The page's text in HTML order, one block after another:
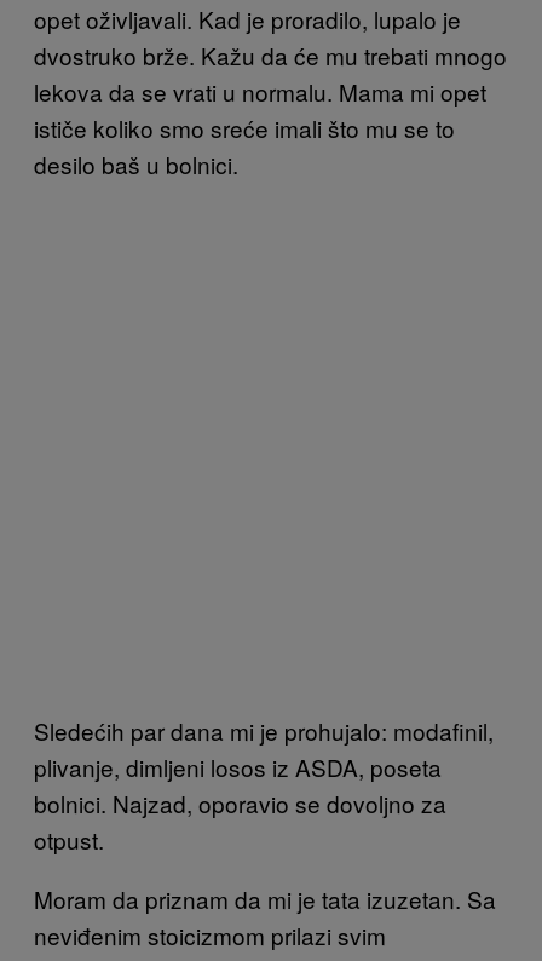
opet oživljavali. Kad je proradilo, lupalo je
dvostruko brže. Kažu da će mu trebati mnogo
lekova da se vrati u normalu. Mama mi opet
ističe koliko smo sreće imali što mu se to
desilo baš u bolnici.
Sledećih par dana mi je prohujalo: modafinil,
plivanje, dimljeni losos iz ASDA, poseta
bolnici. Najzad, oporavio se dovoljno za
otpust.
Moram da priznam da mi je tata izuzetan. Sa
neviđenim stoicizmom prilazi svim